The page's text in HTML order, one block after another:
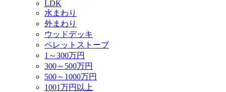
LDK
水まわり
外まわり
ウッドデッキ
ペレットストーブ
1～300万円
300～500万円
500～1000万円
1001万円以上